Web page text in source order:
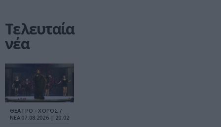
Τελευταία
νέα
ΘΕΑΤΡΟ - ΧΟΡΟΣ /
ΝΕΑ 07.08.2026 | 20.02